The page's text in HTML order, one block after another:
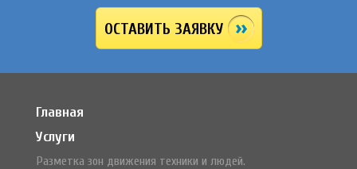
ОСТАВИТЬ ЗАЯВКУ
Главная
Услуги
Разметка зон движения техники и людей.